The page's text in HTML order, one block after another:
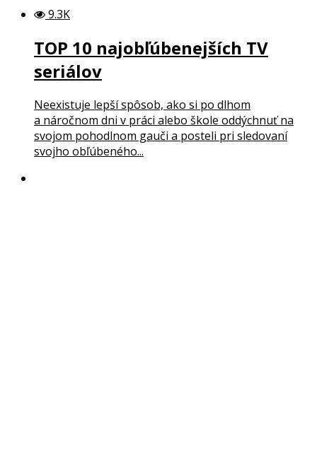
9.3K
TOP 10 najobľúbenejších TV
seriálov
Neexistuje lepší spôsob, ako si po dlhom
a náročnom dni v práci alebo škole oddýchnuť na
svojom pohodlnom gauči a posteli pri sledovaní
svojho obľúbeného...